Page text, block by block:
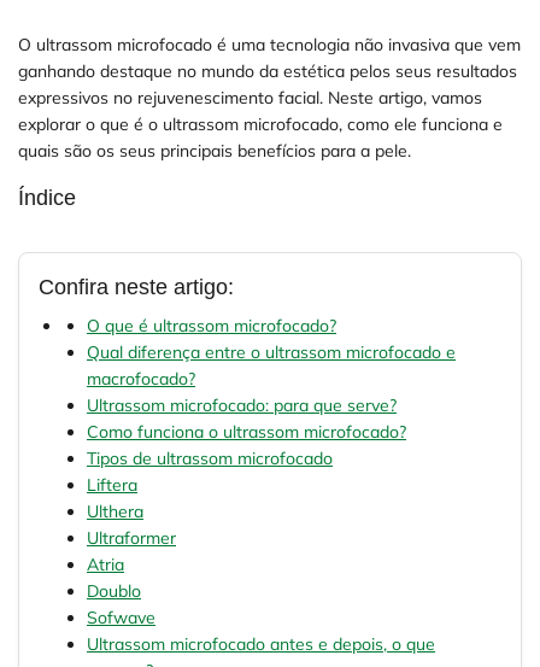
O ultrassom microfocado é uma tecnologia não invasiva que vem
ganhando destaque no mundo da estética pelos seus resultados
expressivos no rejuvenescimento facial. Neste artigo, vamos
explorar o que é o ultrassom microfocado, como ele funciona e
quais são os seus principais benefícios para a pele.
Índice
Confira neste artigo:
O que é ultrassom microfocado?
Qual diferença entre o ultrassom microfocado e
macrofocado?
Ultrassom microfocado: para que serve?
Como funciona o ultrassom microfocado?
Tipos de ultrassom microfocado
Liftera
Ulthera
Ultraformer
Atria
Doublo
Sofwave
Ultrassom microfocado antes e depois, o que